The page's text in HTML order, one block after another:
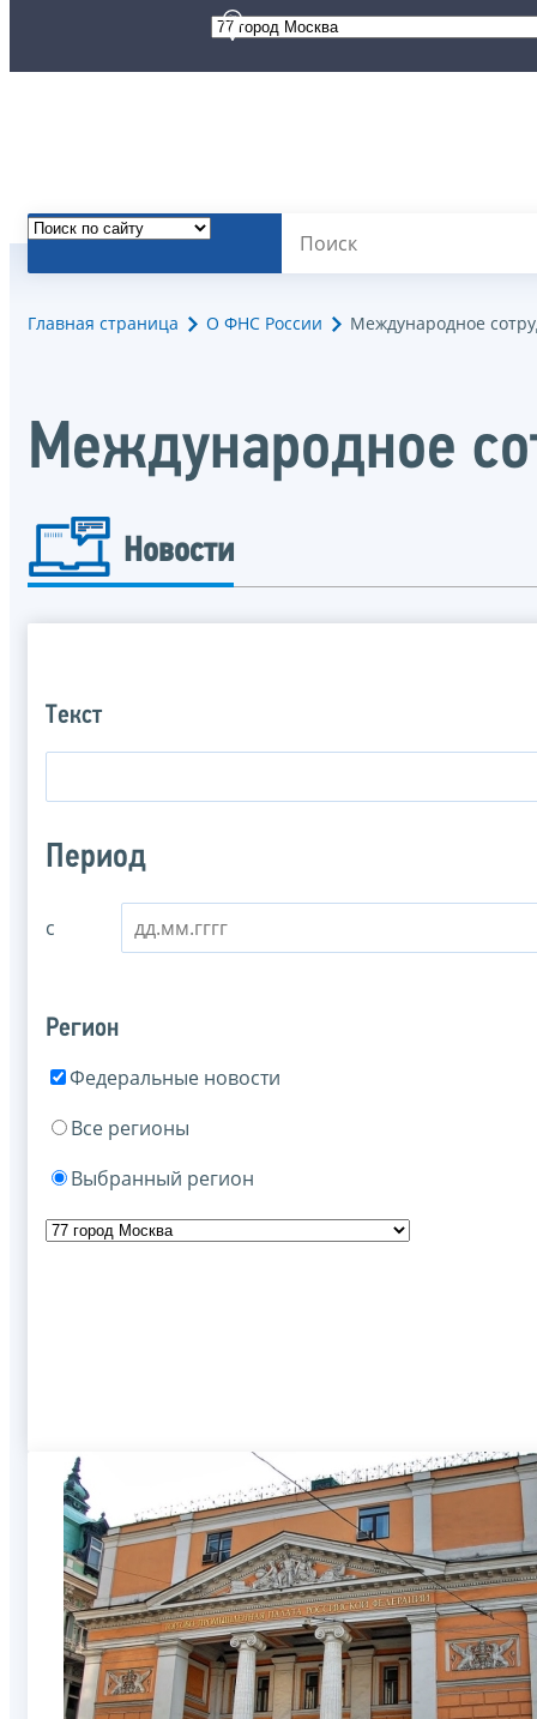
Главная страница О ФНС России Международное
Международное
Новости
Текст
Период
с
Регион
Федеральные новости
Все регионы
Выбранный регион